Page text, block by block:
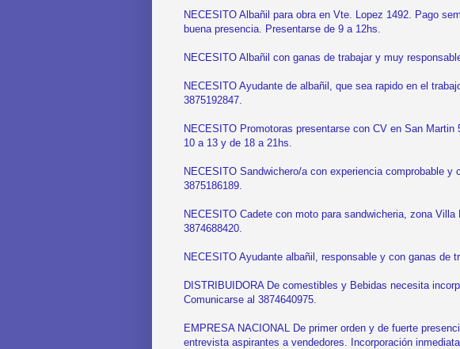
NECESITO Albañil para obra en Vte. Lopez 1492. Pago
buena presencia. Presentarse de 9 a 12hs.
NECESITO Albañil con ganas de trabajar y muy
NECESITO Ayudante de albañil, que sea rapido en el
3875192847.
NECESITO Promotoras presentarse con CV en San
10 a 13 y de 18 a 21hs.
NECESITO Sandwichero/a con experiencia comprobable y
3875186189.
NECESITO Cadete con moto para sandwicheria, zona Villa
3874688420.
NECESITO Ayudante albañil, responsable y con ganas de
DISTRIBUIDORA De comestibles y Bebidas necesita
Comunicarse al 3874640975.
EMPRESA NACIONAL De primer orden y de fuerte
entrevista aspirantes a vendedores. Incorporación